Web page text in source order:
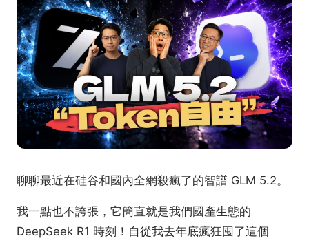
聊聊最近在硅谷和國內全網殺瘋了的智譜 GLM 5.2。
我一點也不誇張，它簡直就是我們國產生態的
DeepSeek R1 時刻！自從我去年底瘋狂囤了這個